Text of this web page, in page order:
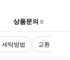
상품문의0
세탁방법 교환 및 반